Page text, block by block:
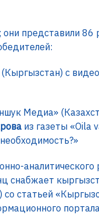
они представили
с
Медиа»
из газеты «Oila
статьей